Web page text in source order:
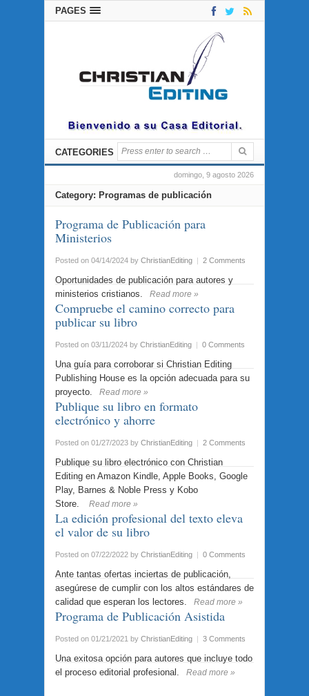
PAGES
CATEGORIES
domingo, 9 agosto 2026
Category: Programas de publicación
Programa de Publicación para
Ministerios
Posted on 04/14/2024 by ChristianEditing | 2 Comments
Oportunidades de publicación para autores y
ministerios cristianos.
Read more »
Compruebe el camino correcto para
publicar su libro
Posted on 03/11/2024 by ChristianEditing | 0 Comments
Una guía para corroborar si Christian Editing
Publishing House es la opción adecuada para su
proyecto.
Read more »
Publique su libro en formato
electrónico y ahorre
Posted on 01/27/2023 by ChristianEditing | 2 Comments
Publique su libro electrónico con Christian
Editing en Amazon Kindle, Apple Books, Google
Play, Barnes & Noble Press y Kobo
Store.
Read more »
La edición profesional del texto eleva
el valor de su libro
Posted on 07/22/2022 by ChristianEditing | 0 Comments
Ante tantas ofertas inciertas de publicación,
asegúrese de cumplir con los altos estándares de
calidad que esperan los lectores.
Read more »
Programa de Publicación Asistida
Posted on 01/21/2021 by ChristianEditing | 3 Comments
Una exitosa opción para autores que incluye todo
el proceso editorial profesional.
Read more »